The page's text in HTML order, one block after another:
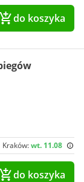
do koszyka
Kraków:wt. 11.08
do koszyka